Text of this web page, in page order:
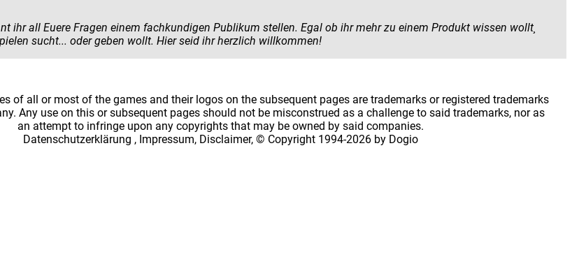
Fragen einem fachkundigen Publikum stellen. Egal ob ihr mehr zu einem Produkt wissen wollt¸
einen Ratschlag zum Spielen sucht... oder geben wollt. Hier seid ihr herzlich willkommen!
of all or most of the games and their logos on the subsequent pages are trademarks or registered trademarks
Any use on this or subsequent pages should not be misconstrued as a challenge to said trademarks, nor as
an attempt to infringe upon any copyrights that may be owned by said companies.
Datenschutzerklärung , Impressum, Disclaimer, © Copyright 1994-2026 by Dogio